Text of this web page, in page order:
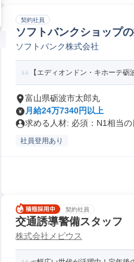
契約社員
ソフトバンクショップ
ソフトバンク株式会社
【エディオンドン・キホーテ
富山県砺波市太郎丸
月給24万7340円以上
求める人材: 必須：N1相当
社員登用あり
契約社員
交通誘導警備スタッフ
株式会社メビウス